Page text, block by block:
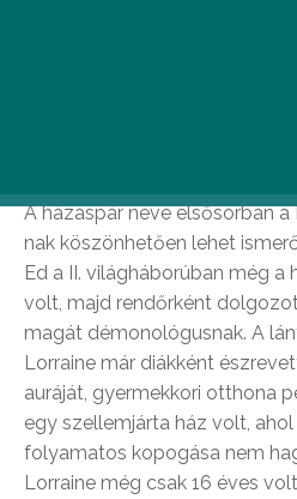
A házaspár neve elsősorban
nak köszönhetően lehet
Ed a II. világháborúban még
volt, majd rendőrként
magát démonológusnak. A
Lorraine már diákként
auráját, gyermekkori otthona
egy szellemjárta ház volt,
folyamatos kopogása nem
Lorraine még csak 16 éves